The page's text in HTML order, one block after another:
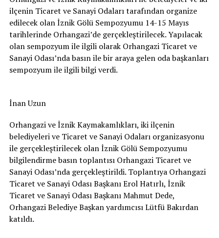
ilçenin Ticaret ve Sanayi Odaları tarafından organize
edilecek olan İznik Gölü Sempozyumu 14-15 Mayıs
tarihlerinde Orhangazi’de gerçekleştirilecek. Yapılacak
olan sempozyum ile ilgili olarak Orhangazi Ticaret ve
Sanayi Odası’nda basın ile bir araya gelen oda başkanları
sempozyum ile ilgili bilgi verdi.
İnan Uzun
Orhangazi ve İznik Kaymakamlıkları, iki ilçenin
belediyeleri ve Ticaret ve Sanayi Odaları organizasyonu
ile gerçekleştirilecek olan İznik Gölü Sempozyumu
bilgilendirme basın toplantısı Orhangazi Ticaret ve
Sanayi Odası’nda gerçekleştirildi. Toplantıya Orhangazi
Ticaret ve Sanayi Odası Başkanı Erol Hatırlı, İznik
Ticaret ve Sanayi Odası Başkanı Mahmut Dede,
Orhangazi Belediye Başkan yardımcısı Lütfü Bakırdan
katıldı.